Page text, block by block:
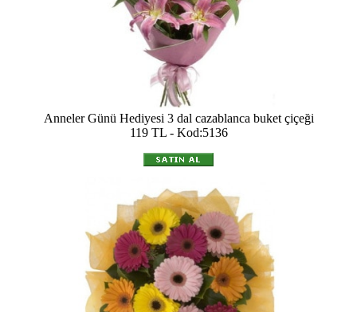
Anneler Günü Hediyesi 3 dal cazablanca buket çiçeği
119 TL - Kod:5136